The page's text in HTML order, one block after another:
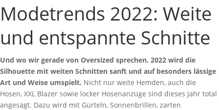
Modetrends 2022: Weite
und entspannte Schnitte
Und wo wir gerade von Oversized sprechen. 2022 wird die
Silhouette mit weiten Schnitten sanft und auf besonders lässige
Art und Weise umspielt. Nicht nur weite Hemden, auch die
Hosen, XXL Blazer sowie locker Hosenanzüge sind dieses Jahr total
angesagt. Dazu wird mit Gürteln, Sonnenbrillen, zarten